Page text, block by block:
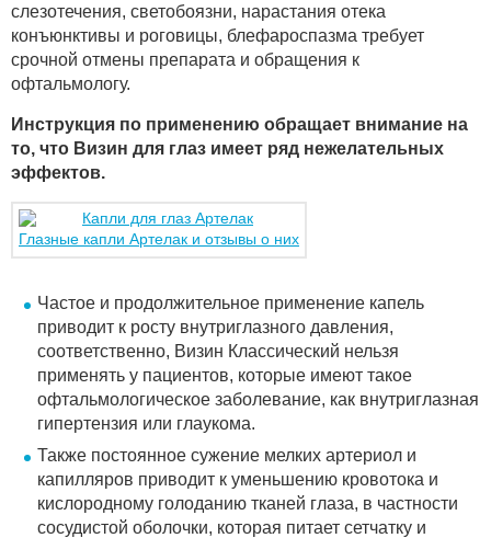
слезотечения, светобоязни, нарастания отека
конъюнктивы и роговицы, блефароспазма требует
срочной отмены препарата и обращения к
офтальмологу.
Инструкция по применению обращает внимание на
то, что Визин для глаз имеет ряд нежелательных
эффектов.
Глазные капли Артелак и отзывы о них
Частое и продолжительное применение капель
приводит к росту внутриглазного давления,
соответственно, Визин Классический нельзя
применять у пациентов, которые имеют такое
офтальмологическое заболевание, как внутриглазная
гипертензия или глаукома.
Также постоянное сужение мелких артериол и
капилляров приводит к уменьшению кровотока и
кислородному голоданию тканей глаза, в частности
сосудистой оболочки, которая питает сетчатку и